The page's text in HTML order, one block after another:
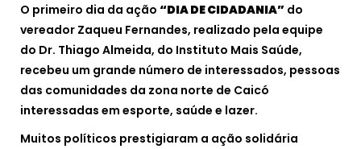
O primeiro dia da ação “DIA DE CIDADANIA” do
vereador Zaqueu Fernandes, realizado pela equipe
do Dr. Thiago Almeida, do Instituto Mais Saúde,
recebeu um grande número de interessados, pessoas
das comunidades da zona norte de Caicó
interessadas em esporte, saúde e lazer.
Muitos políticos prestigiaram a ação solidária